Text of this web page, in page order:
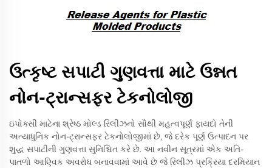
ઉત્કૃષ્ટ સપાટી ગુણવત્તા માટે ઉન્નત
નોન-ટ્રાન્સફર ટેકનોલોજી
ઇપોક્સી માટેના શ્રેષ્ઠ મોલ્ડ રિલીઝનો સૌથી મહત્વપૂર્ણ ફાયદો તેની
અત્યાધુનિક નોન-ટ્રાન્સફર ટેકનોલોજીમાં છે, જે દરેક પૂર્ણ ઉત્પાદન પર
શુદ્ધ સપાટીની ગુણવત્તા સુનિશ્ચિત કરે છે. આ નવીન સૂત્રમાં એક અતિ-
પાતળો આણ્વિક અવરોધ બનાવવામાં આવે છે જે રિલીઝ પ્રક્રિયા દરમિયાન